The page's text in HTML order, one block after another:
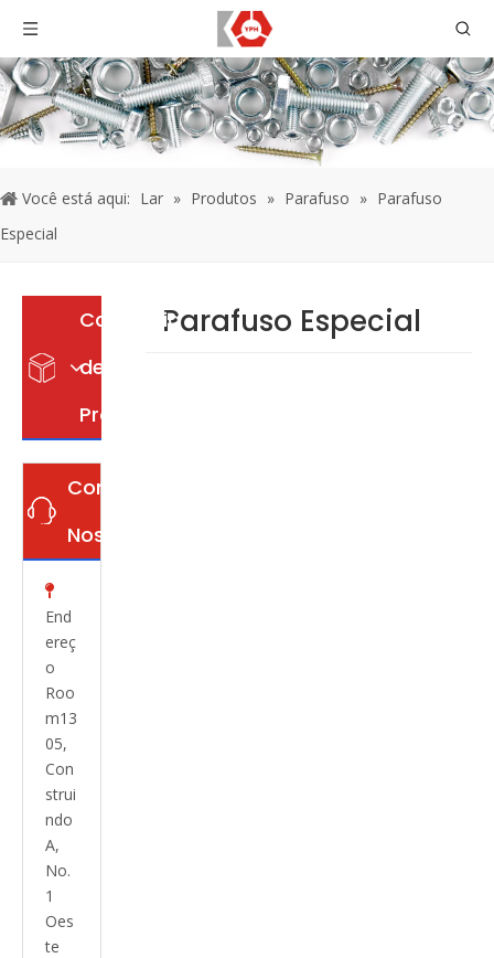
Você está aqui: Lar » Produtos » Parafuso » Parafuso
Especial
Categoria
de
Produto
Contate-
Nos

End
ereç
o
Roo
m13
05,
Con
strui
ndo
A,
No.
1
Oes
te
Parafuso Especial